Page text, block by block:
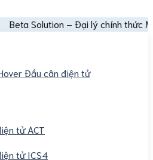
– Đại lý chính thức Mettler